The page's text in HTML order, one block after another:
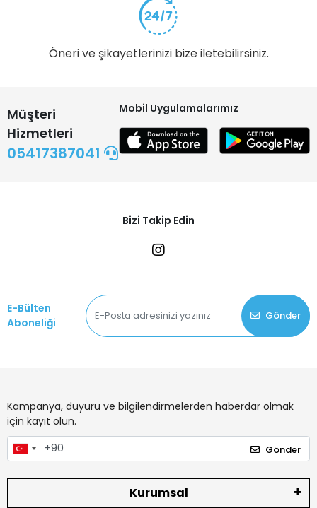
Öneri ve şikayetlerinizi bize iletebilirsiniz.
Müşteri
Hizmetleri
05417387041
Mobil Uygulamalarımız
Bizi Takip Edin
E-Bülten
Aboneliği
Gönder
Kampanya, duyuru ve bilgilendirmelerden haberdar olmak
için kayıt olun.
Gönder
Kurumsal